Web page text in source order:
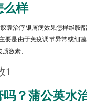
么样
囊治疗银屑病效果怎样维胺
要是由于免疫调节异常或细
激素、
1
？蒲公英水